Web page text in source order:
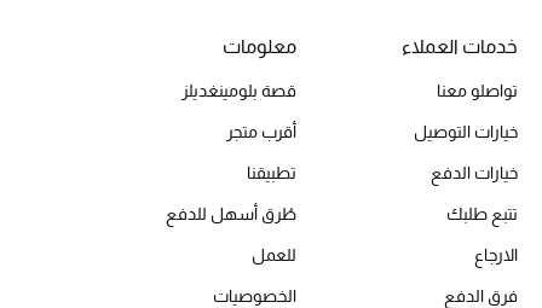
خدمات العملاء
تواصلو معنا
خيارات التوصيل
خيارات الدفع
تتبع طلبك
الارجاع
فرق الدفع
معلومات
قصة بلومينغديلز
أقرب متجر
تطبيقنا
طُرق أسهل للدفع
للعمل
الخصوصيات